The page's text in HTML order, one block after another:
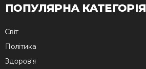
ПОПУЛЯРНА КАТЕГОРІЯ
Cвіт
Політика
Здоров'я